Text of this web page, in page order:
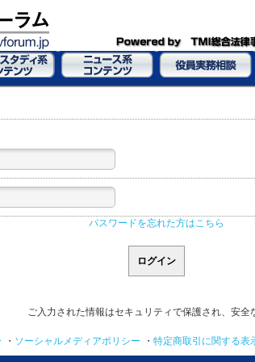
パスワードを忘れた方はこちら
ご入力された情報はセキュリティで保護され、安全
・ ソーシャルメディアポリシー ・ 特定商取引に関する表